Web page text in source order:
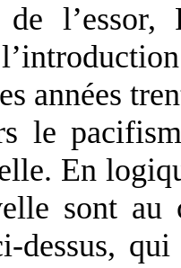
de
années
le
En
sont
dessus,